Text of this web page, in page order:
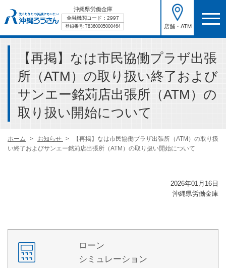
沖縄県労働金庫
金融機関コード：2997
登録番号:T8360005000464 店舗・ATM
【再掲】なは市民協働プラザ出張
所（ATM）の取り扱い終了および
サンエー銘苅店出張所（ATM）の
取り扱い開始について
ホーム お知らせ
【再掲】なは市民協働プラザ出張所（ATM）の取り扱
い終了およびサンエー銘苅店出張所（ATM）の取り扱い開始について
2026年01月16日
沖縄県労働金庫
ローン
シミュレーション